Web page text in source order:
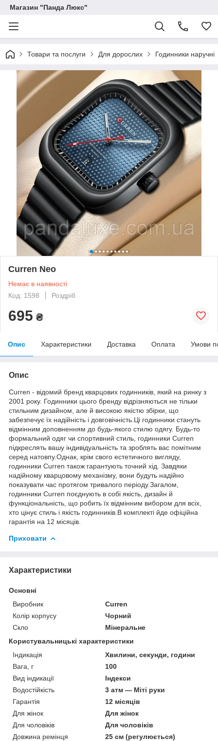
Магазин "Панда Люкс"
Товари та послуги Для дорослих Годинники наручні
Curren Neo
Немає в наявності
Код: 1598
Роздріб
695 ₴
Опис Характеристики Доставка Оплата Умови
Опис
Curren - відомий бренд кварцових годинників, який на ринку з
2001 року. Годинники цього бренду відрізняються не тільки
стильним дизайном, але й високою якістю збірки, що
забезпечує їх надійність і довговічність.Ці годинники стануть
відмінним доповненням до будь-якого стилю одягу. Будь-то
формальний одяг чи спортивний стиль, годинники Curren
підкреслять вашу індивідуальність та зроблять вас помітним
серед натовпу.Однак, крім свого естетичного вигляду,
годинники Curren також гарантують точний хід. Завдяки
надійному кварцовому механізму, вони будуть надійно
показувати час протягом тривалого періоду.Загалом,
годинники Curren поєднують в собі якість, дизайн й
функціональність, що робить їх відмінним вибором для всіх,
хто цінує стиль і якість годинників.В комплекті йде офіційна
гарантія на 12 місяців.
Приховати
Характеристики
Основні
Виробник
Curren
Колір корпусу
Чорний
Скло
Мінеральне
Користувальницькі характеристики
Індикація
Хвилини, секунди, години
Вага, г
100
Вид індикації
Індекси
Водостійкість
3 атм — Міті руки
Гарантія
12 місяців
Для жінок
Для жінок
Для чоловіків
Для чоловіків
Довжина ремінця
25 см (регулюється)